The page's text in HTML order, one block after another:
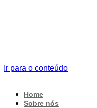
Ir para o conteúdo
Home
Sobre nós